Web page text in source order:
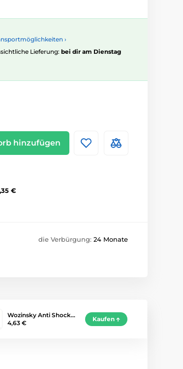
›
Lieferung: bei dir am Dienstag
hinzufügen
€
die Verbürgung: 24 Monate
Wozinsky Anti Shock…
4,63 €
Kaufen